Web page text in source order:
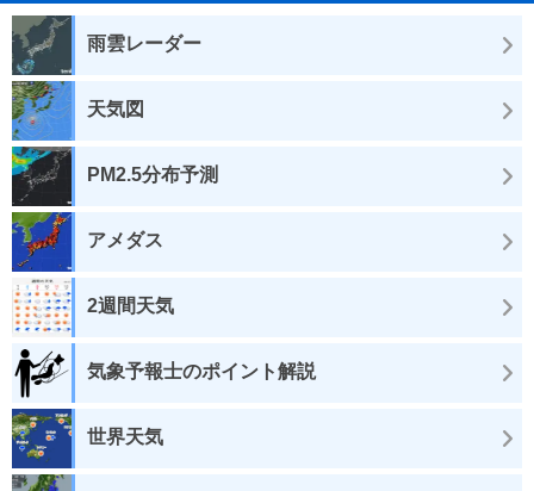
雨雲レーダー
天気図
PM2.5分布予測
アメダス
2週間天気
気象予報士のポイント解説
世界天気